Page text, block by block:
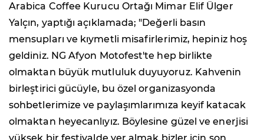
Arabica Coffee Kurucu Ortağı Mimar Elif Ülger
Yalçın, yaptığı açıklamada; "Değerli basın
mensupları ve kıymetli misafirlerimiz, hepiniz hoş
geldiniz. NG Afyon Motofest'te hep birlikte
olmaktan büyük mutluluk duyuyoruz. Kahvenin
birleştirici gücüyle, bu özel organizasyonda
sohbetlerimize ve paylaşımlarımıza keyif katacak
olmaktan heyecanlıyız. Böylesine güzel ve enerjisi